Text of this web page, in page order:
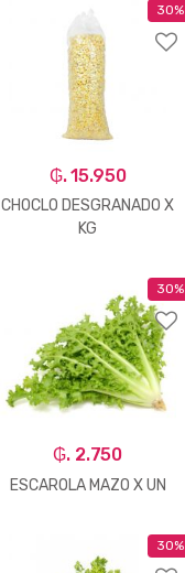
30%
₲. 15.950
CHOCLO DESGRANADO X
KG
Un. +
30%
₲. 2.750
ESCAROLA MAZO X UN
+
30%